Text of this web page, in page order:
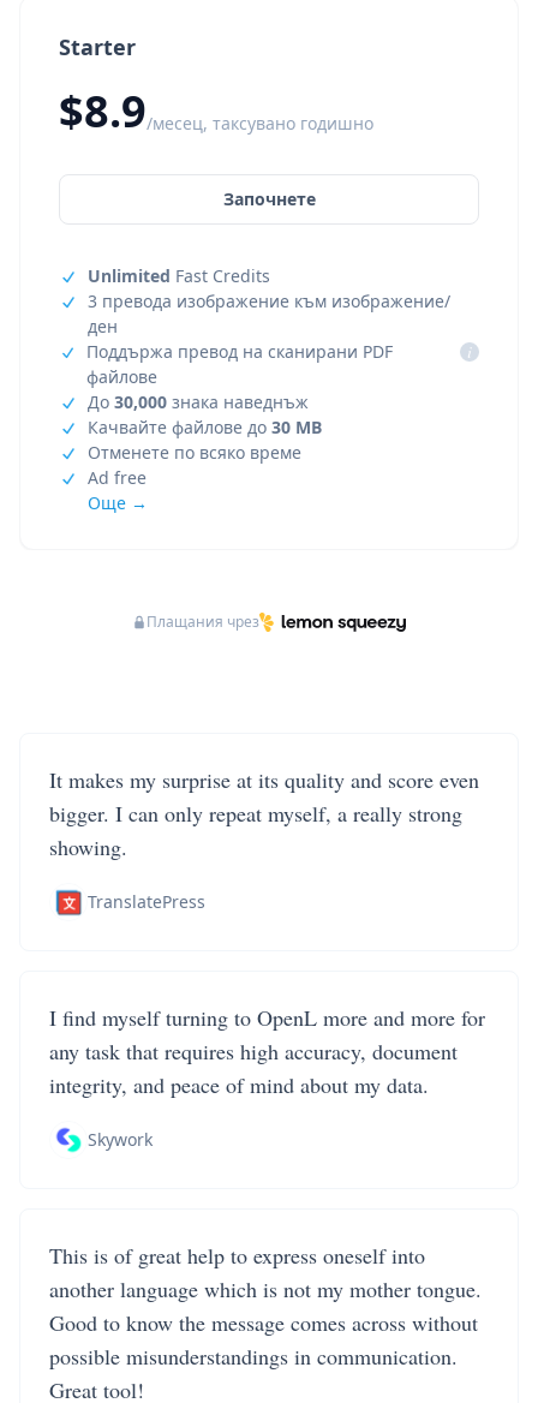
Starter
$8.9/месец, таксувано годишно
Започнете
Unlimited Fast Credits
3 превода изображение към изображение/
ден
Поддържа превод на сканирани PDF
файлове
i
До 30,000 знака наведнъж
Качвайте файлове до 30 MB
Отменете по всяко време
Ad free
Още →
Плащания чрез
It makes my surprise at its quality and score even
bigger. I can only repeat myself, a really strong
showing.
TranslatePress
I find myself turning to OpenL more and more for
any task that requires high accuracy, document
integrity, and peace of mind about my data.
Skywork
This is of great help to express oneself into
another language which is not my mother tongue.
Good to know the message comes across without
possible misunderstandings in communication.
Great tool!